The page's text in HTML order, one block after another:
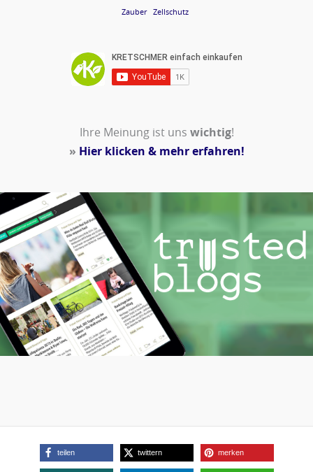
Zauber Zellschutz
Ihre Meinung ist uns wichtig!
» Hier klicken & mehr erfahren!
teilen twittern merken